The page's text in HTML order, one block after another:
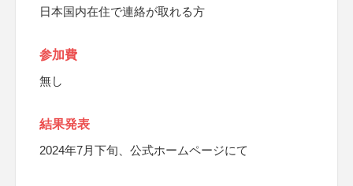
日本国内在住で連絡が取れる方
参加費
無し
結果発表
2024年7月下旬、公式ホームページにて